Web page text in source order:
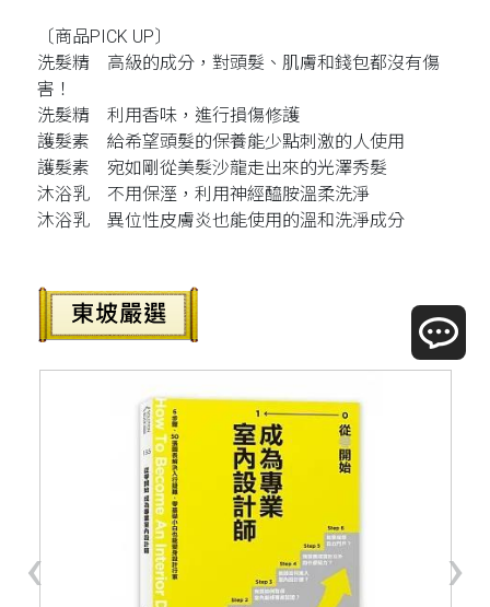
〔商品PICK UP〕
洗髮精 高級的成分，對頭髮、肌膚和錢包都沒有傷
害！
洗髮精 利用香味，進行損傷修護
護髮素 給希望頭髮的保養能少點刺激的人使用
護髮素 宛如剛從美髮沙龍走出來的光澤秀髮
沐浴乳 不用保溼，利用神經醯胺溫柔洗淨
沐浴乳 異位性皮膚炎也能使用的溫和洗淨成分
‹ ›